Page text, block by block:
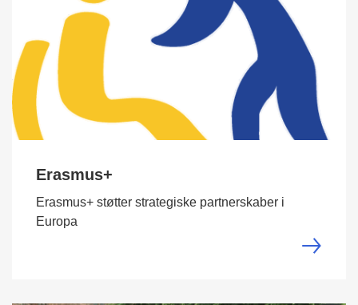
Erasmus+
Erasmus+ støtter strategiske partnerskaber i
Europa